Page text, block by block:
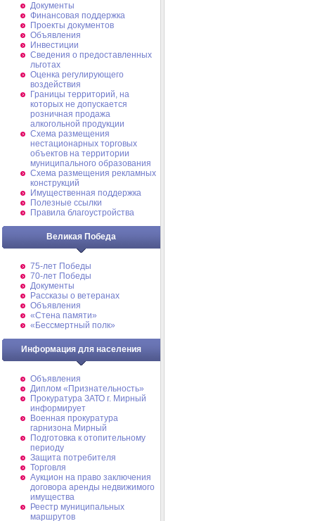
Документы
Финансовая поддержка
Проекты документов
Объявления
Инвестиции
Сведения о предоставленных
льготах
Оценка регулирующего
воздействия
Границы территорий, на
которых не допускается
розничная продажа
алкогольной продукции
Схема размещения
нестационарных торговых
объектов на территории
муниципального образования
Схема размещения рекламных
конструкций
Имущественная поддержка
Полезные ссылки
Правила благоустройства
Великая Победа
75-лет Победы
70-лет Победы
Документы
Рассказы о ветеранах
Объявления
«Стена памяти»
«Бессмертный полк»
Информация для населения
Объявления
Диплом «Признательность»
Прокуратура ЗАТО г. Мирный
информирует
Военная прокуратура
гарнизона Мирный
Подготовка к отопительному
периоду
Защита потребителя
Торговля
Аукцион на право заключения
договора аренды недвижимого
имущества
Реестр муниципальных
маршрутов